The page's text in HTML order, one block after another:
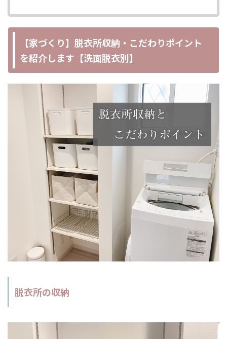
【家づくり】脱衣所収納・こだわりポイント
を紹介します【洗面脱衣別】
脱衣所の収納